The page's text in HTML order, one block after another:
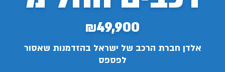
₪49,900
אלדן חברת הרכב של ישראל בהזדמנות שאסור
לפספס